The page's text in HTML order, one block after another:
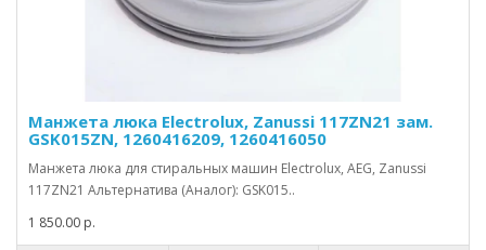
Манжета люка Electrolux, Zanussi 117ZN21 зам.
GSK015ZN, 1260416209, 1260416050
Манжета люка для стиральных машин Electrolux, AEG, Zanussi
117ZN21 Альтернатива (Аналог): GSK015..
1 850.00 р.